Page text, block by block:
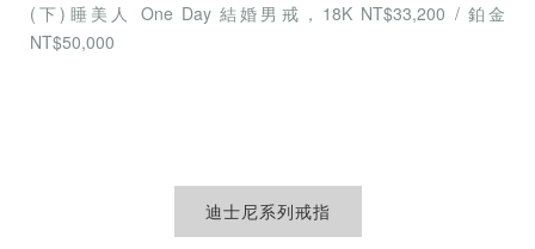
(下)睡美人 One Day 結婚男戒，18K NT$33,200 / 鉑金
NT$50,000
迪士尼系列戒指